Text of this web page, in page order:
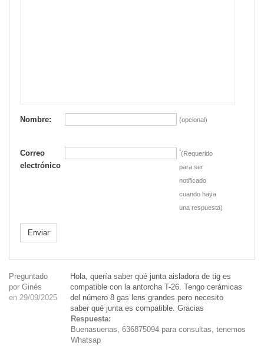
Nombre: (opcional)
Correo
electrónico
*(Requerido
para ser
notificado
cuando haya
una respuesta)
Enviar
Preguntado
por Ginés
en 29/09/2025
Hola, quería saber qué junta aisladora de tig es
compatible con la antorcha T-26. Tengo cerámicas
del número 8 gas lens grandes pero necesito
saber qué junta es compatible. Gracias
Respuesta:
Buenasuenas, 636875094 para consultas, tenemos
Whatsap